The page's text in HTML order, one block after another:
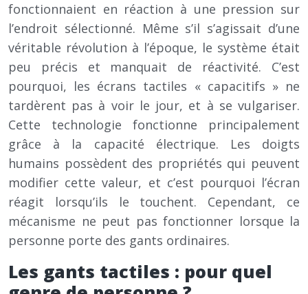
fonctionnaient en réaction à une pression sur
l’endroit sélectionné. Même s’il s’agissait d’une
véritable révolution à l’époque, le système était
peu précis et manquait de réactivité. C’est
pourquoi, les écrans tactiles « capacitifs » ne
tardèrent pas à voir le jour, et à se vulgariser.
Cette technologie fonctionne principalement
grâce à la capacité électrique. Les doigts
humains possèdent des propriétés qui peuvent
modifier cette valeur, et c’est pourquoi l’écran
réagit lorsqu’ils le touchent. Cependant, ce
mécanisme ne peut pas fonctionner lorsque la
personne porte des gants ordinaires.
Les gants tactiles : pour quel